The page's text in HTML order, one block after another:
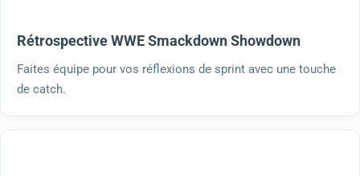
Rétrospective WWE Smackdown Showdown
Faites équipe pour vos réflexions de sprint avec une touche
de catch.